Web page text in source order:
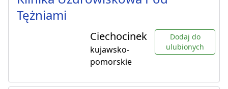
Tężniami
Ciechocinek
kujawsko-
pomorskie
Dodaj do
ulubionych